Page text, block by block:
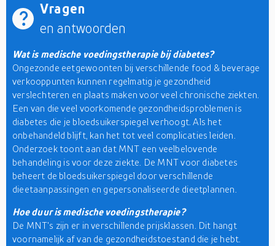
Vragen
en antwoorden
Wat is medische voedingstherapie bij diabetes?
Ongezonde eetgewoonten bij verschillende food & beverage
verkooppunten kunnen regelmatig je gezondheid
verslechteren en plaats maken voor veel chronische ziekten.
Een van die veel voorkomende gezondheidsproblemen is
diabetes die je bloedsuikerspiegel verhoogt. Als het
onbehandeld blijft, kan het tot veel complicaties leiden.
Onderzoek toont aan dat MNT een veelbelovende
behandeling is voor deze ziekte. De MNT voor diabetes
beheert de bloedsuikerspiegel door verschillende
dieetaanpassingen en gepersonaliseerde dieetplannen.
Hoe duur is medische voedingstherapie?
De MNT's zijn er in verschillende prijsklassen. Dit hangt
voornamelijk af van de gezondheidstoestand die je hebt.